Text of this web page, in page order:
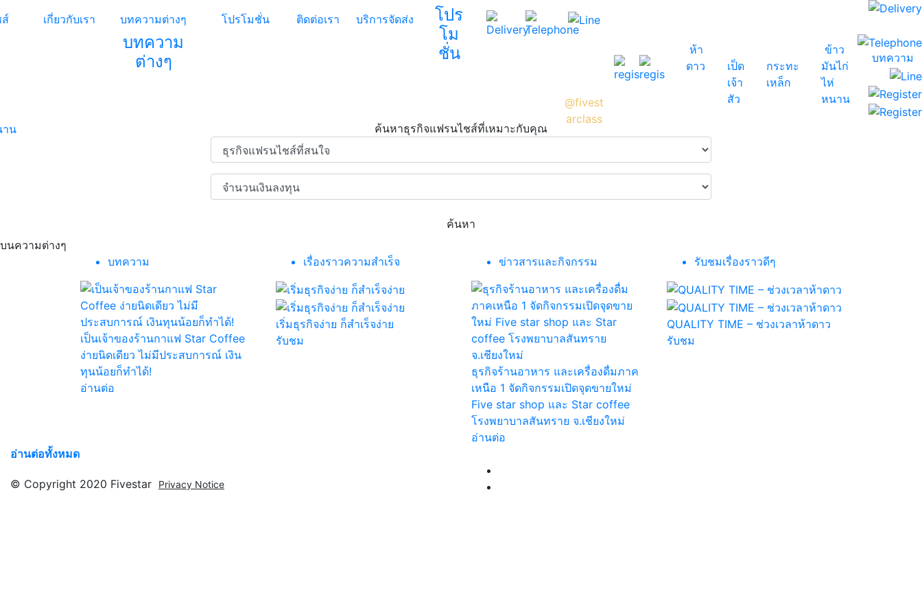
าน
เกี่ยวกับเรา บทความต่างๆ
บทความ
ต่างๆ
โปรโมชั่น ติดต่อเรา บริการจัดส่ง
โปร
โม
ชั่น
สอบถา
@fivest
arclass
ห้า
ดาว
เป็ด
เจ้า
สัว
กระทะ
เหล็ก
ข้าว
มันไก่
ไห่
หนาน
บทความ
ค้นหาธุรกิจแฟรนไชส์ที่เหมาะกับคุณ
ค้นหา
บนความต่างๆ
บทความ
เป็นเจ้าของร้านกาแฟ Star Coffee
ง่ายนิดเดียว ไม่มีประสบการณ์ เงิน
ทุนน้อยก็ทำได้!
อ่านต่อ
เรื่องราวความสำเร็จ
เริ่มธุรกิจง่าย ก็สำเร็จง่าย
รับชม
ข่าวสารและกิจกรรม
ธุรกิจร้านอาหาร และเครื่องดื่มภาค
เหนือ 1 จัดกิจกรรมเปิดจุดขายใหม่
Five star shop และ Star coffee
โรงพยาบาลสันทราย จ.เชียงใหม่
อ่านต่อ
รับชมเรื่องราวดีๆ
QUALITY TIME – ช่วงเวลาห้าดาว
รับชม
อ่านต่อทั้งหมด
© Copyright 2020 Fivestar Privacy Notice